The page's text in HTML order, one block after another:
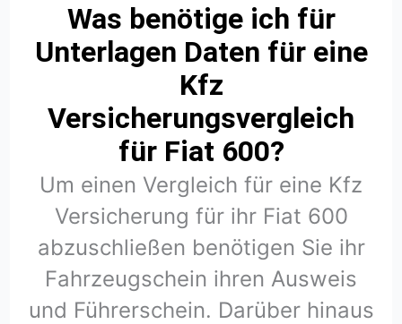
Was benötige ich für
Unterlagen Daten für eine
Kfz
Versicherungsvergleich
für Fiat 600?
Um einen Vergleich für eine Kfz
Versicherung für ihr Fiat 600
abzuschließen benötigen Sie ihr
Fahrzeugschein ihren Ausweis
und Führerschein. Darüber hinaus